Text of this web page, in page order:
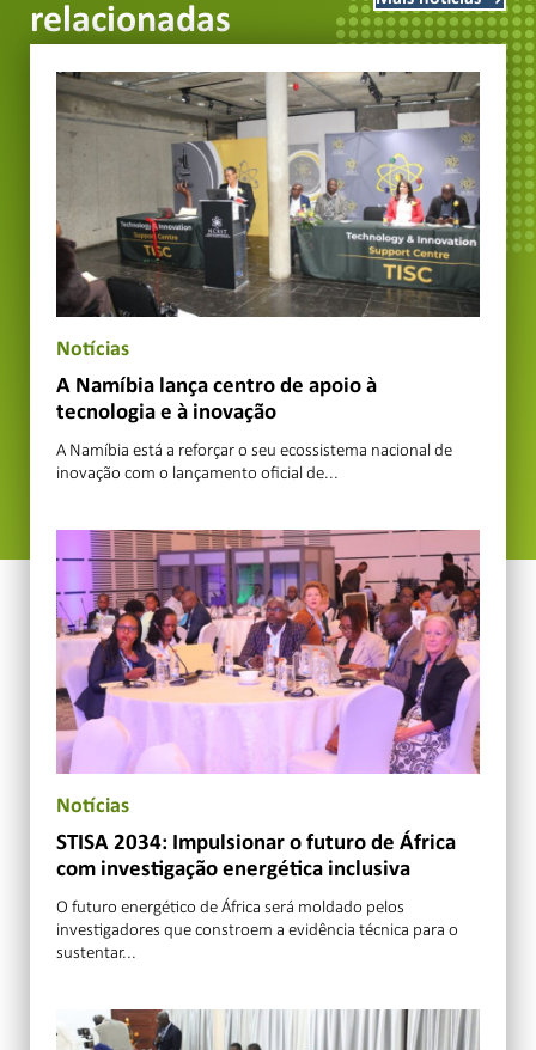
relacionadas
Notícias
A Namíbia lança centro de apoio à
tecnologia e à inovação
A Namíbia está a reforçar o seu ecossistema nacional de
inovação com o lançamento oficial de...
Notícias
STISA 2034: Impulsionar o futuro de África
com investigação energética inclusiva
O futuro energético de África será moldado pelos
investigadores que constroem a evidência técnica para o
sustentar...